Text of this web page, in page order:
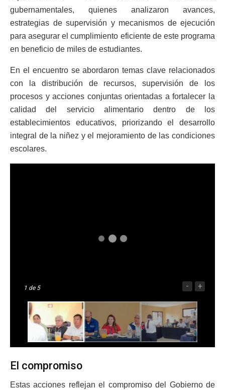
gubernamentales, quienes analizaron avances,
estrategias de supervisión y mecanismos de ejecución
para asegurar el cumplimiento eficiente de este programa
en beneficio de miles de estudiantes.
En el encuentro se abordaron temas clave relacionados
con la distribución de recursos, supervisión de los
procesos y acciones conjuntas orientadas a fortalecer la
calidad del servicio alimentario dentro de los
establecimientos educativos, priorizando el desarrollo
integral de la niñez y el mejoramiento de las condiciones
escolares.
1 de 5 - +
El compromiso
Estas acciones reflejan el compromiso del Gobierno de